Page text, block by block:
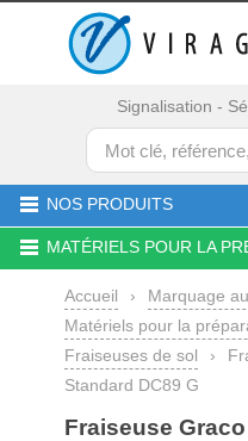
Signalisation -
NOS PRODUITS
MATÉRIELS POUR LA
Accueil › Marquage
Matériels pour la
Fraiseuses de sol
›
Standard DC89 G
Fraiseuse